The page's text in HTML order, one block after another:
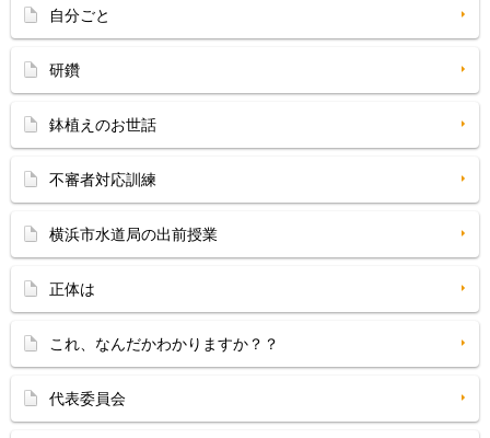
自分ごと
研鑽
鉢植えのお世話
不審者対応訓練
横浜市水道局の出前授業
正体は
これ、なんだかわかりますか？？
代表委員会